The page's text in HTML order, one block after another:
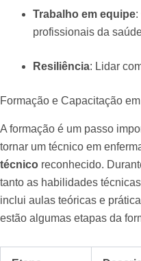
Trabalho em equipe:
profissionais da
Resiliência: Lidar
Formação e Capacitação
A formação é um passo
tornar um técnico em
técnico reconhecido.
tanto as habilidades
inclui aulas teóricas e
estão algumas etapas da